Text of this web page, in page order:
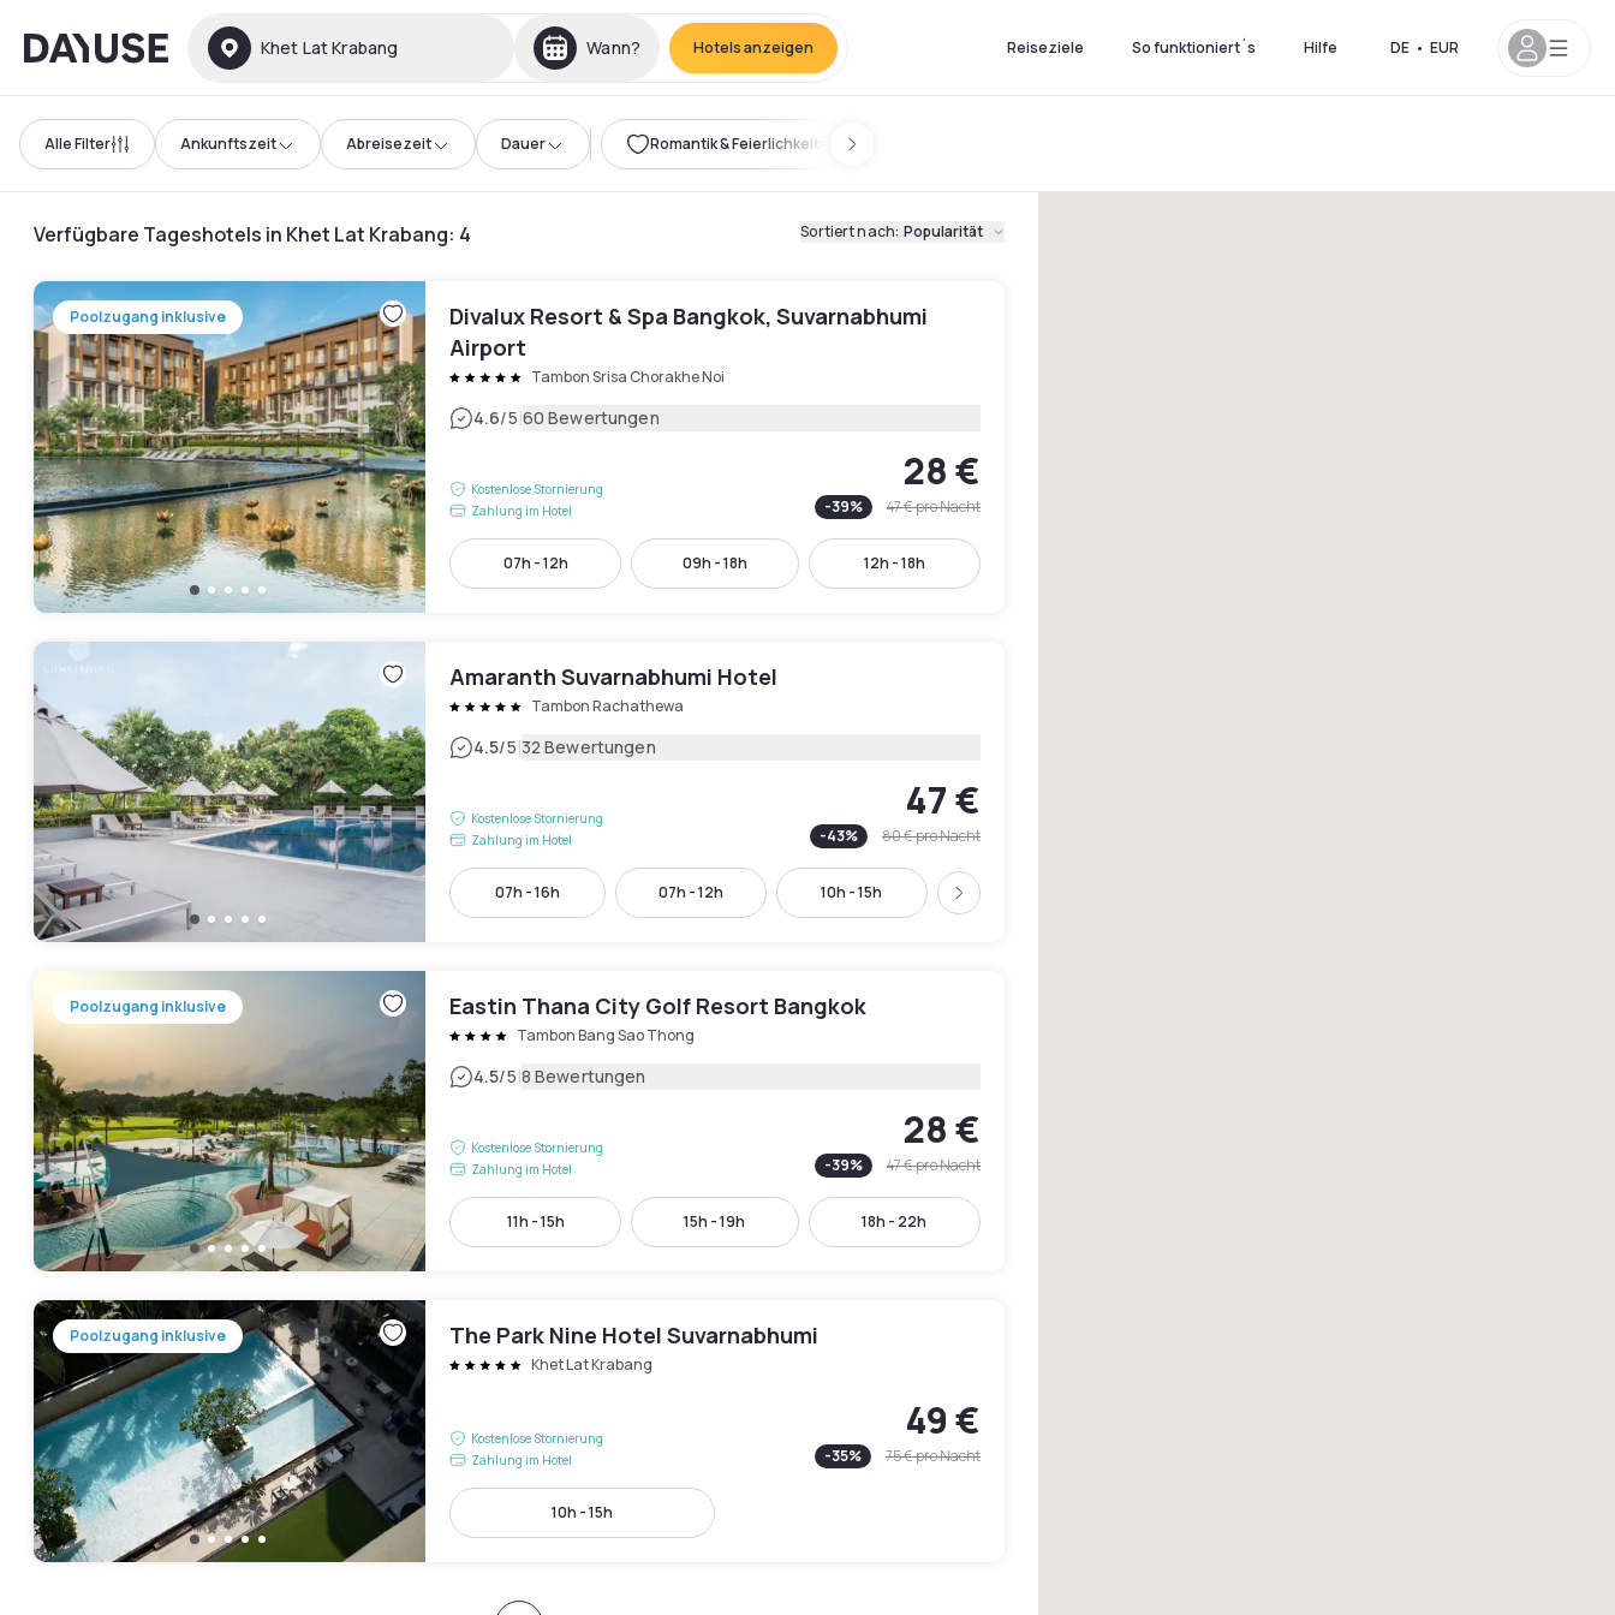
Dayuse Khet Lat Krabang Wann? Hotels anzeigen Reiseziele So funktioniert´s Hilfe DE • EUR
Alle Filter Ankunftszeit Abreisezeit Dauer Romantik & Feierlichkeiten
Verfügbare Tageshotels in Khet Lat Krabang: 4 Sortiert nach: Popularität
Poolzugang inklusive
Divalux Resort & Spa Bangkok, Suvarnabhumi
Airport
Tambon Srisa Chorakhe Noi
4.6/5|60 Bewertungen
Kostenlose Stornierung
Zahlung im Hotel
28 €
-39% 47 €pro Nacht
07h - 12h 09h - 18h 12h - 18h
Amaranth Suvarnabhumi Hotel
Tambon Rachathewa
4.5/5|32 Bewertungen
Kostenlose Stornierung
Zahlung im Hotel
47 €
-43% 80 €pro Nacht
07h - 16h 07h - 12h 10h - 15h Weiter
Poolzugang inklusive Eastin Thana City Golf Resort Bangkok
Tambon Bang Sao Thong
4.5/5|8 Bewertungen
Kostenlose Stornierung
Zahlung im Hotel
28 €
-39% 47 €pro Nacht
11h - 15h 15h - 19h 18h - 22h
Poolzugang inklusive The Park Nine Hotel Suvarnabhumi
Khet Lat Krabang
Kostenlose Stornierung
Zahlung im Hotel
49 €
-35% 75 €pro Nacht
10h - 15h